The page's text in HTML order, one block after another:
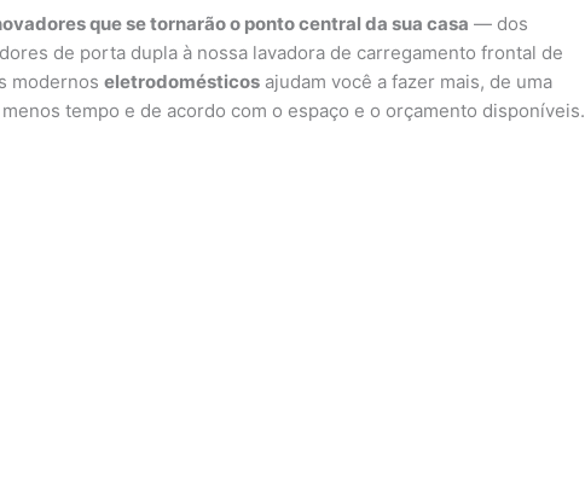
que se tornarão o ponto central da sua casa — dos
de porta dupla à nossa lavadora de carregamento frontal de
modernoseletrodomésticos ajudam você a fazer mais, de uma
tempo e de acordo com o espaço e o orçamento disponíveis.